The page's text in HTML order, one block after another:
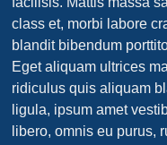
class et, morbi labore
blandit bibendum
Eget aliquam ultrices
ridiculus quis aliquam
ligula, ipsum amet
libero, omnis eu purus,